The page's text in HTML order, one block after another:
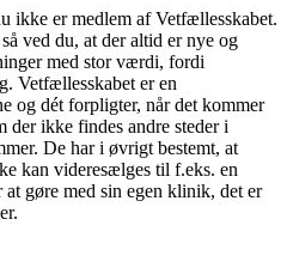
ikke er medlem af Vetfællesskabet.
ved du, at der altid er nye og
med stor værdi, fordi
Vetfællesskabet er en
og dét forpligter, når det kommer
der ikke findes andre steder i
De har i øvrigt bestemt, at
kan videresælges til f.eks. en
gøre med sin egen klinik, det er